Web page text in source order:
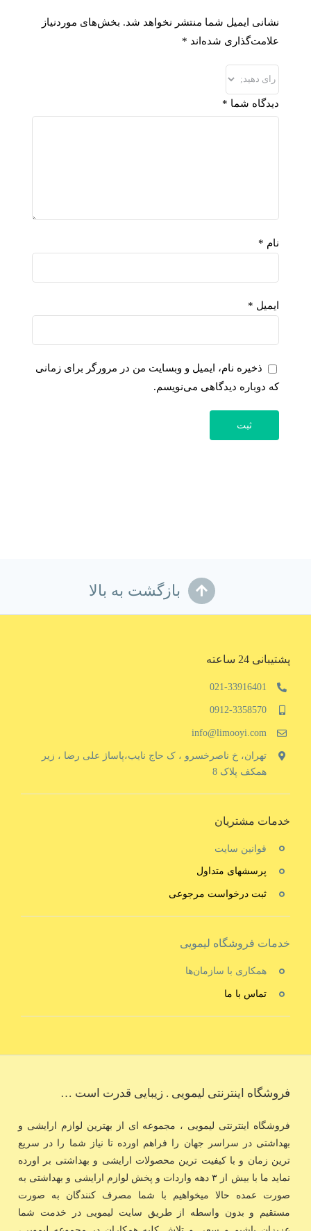
نشانی ایمیل شما منتشر نخواهد شد. بخش‌های موردنیاز
علامت‌گذاری شده‌اند *
دیدگاه شما *
نام *
ایمیل *
ذخیره نام، ایمیل و وبسایت من در مرورگر برای زمانی
که دوباره دیدگاهی می‌نویسم.
بازگشت به بالا
پشتیبانی 24 ساعته
021-33916401
0912-3358570
info@limooyi.com
تهران، خ ناصرخسرو ، ک حاج نایب،پاساژ علی رضا ، زیر
همکف پلاک 8
خدمات مشتریان
قوانین سایت
پرسشهای متداول
ثبت درخواست مرجوعی
خدمات فروشگاه لیمویی
همکاری با سازمان‌ها
تماس با ما
فروشگاه اینترنتی لیمویی . زیبایی قدرت است …
فروشگاه اینترنتی لیمویی ، مجموعه ای از بهترین لوازم ارایشی و
بهداشتی در سراسر جهان را فراهم اورده تا نیاز شما را در سریع
ترین زمان و با کیفیت ترین محصولات ارایشی و بهداشتی بر اورده
نماید ما با بیش از ۳ دهه واردات و پخش لوازم ارایشی و بهداشتی به
صورت عمده حالا میخواهیم با شما مصرف کنندگان به صورت
مستقیم و بدون واسطه از طریق سایت لیمویی در خدمت شما